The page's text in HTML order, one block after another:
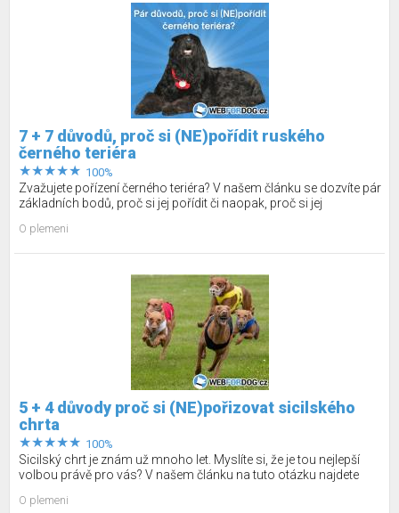
7 + 7 důvodů, proč si (NE)pořídit ruského
černého teriéra
100%
Zvažujete pořízení černého teriéra? V našem článku se dozvíte pár
základních bodů, proč si jej pořídit či naopak, proč si jej
O plemeni
5 + 4 důvody proč si (NE)pořizovat sicilského
chrta
100%
Sicilský chrt je znám už mnoho let. Myslíte si, že je tou nejlepší
volbou právě pro vás? V našem článku na tuto otázku najdete
O plemeni